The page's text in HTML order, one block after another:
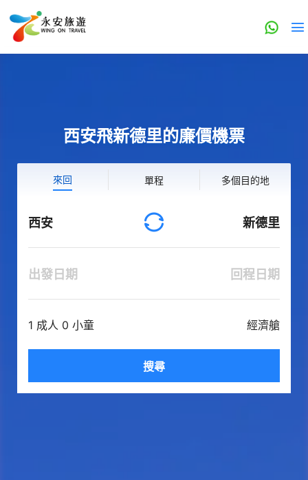
西安飛新德里的廉價機票
來回 單程 多個目的地
西安 新德里
出發日期 回程日期
1 成人 0 小童 經濟艙
搜尋